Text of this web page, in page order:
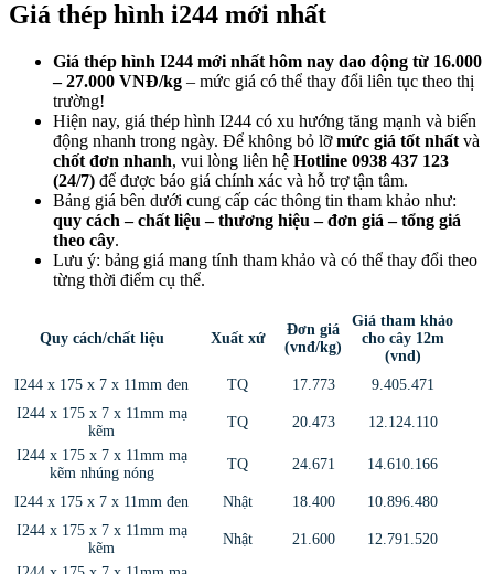
Giá thép hình i244 mới nhất
Giá thép hình I244 mới nhất hôm nay dao động từ 16.000
– 27.000 VNĐ/kg – mức giá có thể thay đổi liên tục theo thị
trường!
Hiện nay, giá thép hình I244 có xu hướng tăng mạnh và biến
động nhanh trong ngày. Để không bỏ lỡmức giá tốt nhất và
chốt đơn nhanh, vui lòng liên hệ Hotline 0938 437 123
(24/7) để được báo giá chính xác và hỗ trợ tận tâm.
Bảng giá bên dưới cung cấp các thông tin tham khảo như:
quy cách – chất liệu – thương hiệu – đơn giá – tổng giá
theo cây.
Lưu ý: bảng giá mang tính tham khảo và có thể thay đổi theo
từng thời điểm cụ thể.
Quy cách/chất liệu Xuất xứ
Đơn giá
(vnđ/kg)
Giá tham khảo
cho cây 12m
(vnd)
I244 x 175 x 7 x 11mm đen
TQ 17.773
9.405.471
I244 x 175 x 7 x 11mm mạ
kẽm
TQ 20.473
12.124.110
I244 x 175 x 7 x 11mm mạ
kẽm nhúng nóng
TQ 24.671 14.610.166
I244 x 175 x 7 x 11mm đen Nhật 18.400
10.896.480
I244 x 175 x 7 x 11mm mạ
kẽm
Nhật 21.600
12.791.520